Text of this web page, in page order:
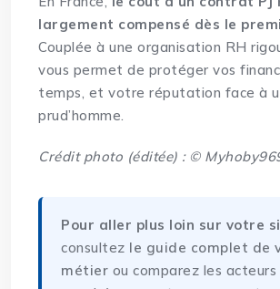
largement compensé dès le
Couplée à une organisation RH
vous permet de protéger vos
temps, et votre réputation face à
prud’homme.
Crédit photo (éditée) : ©
Pour aller plus loin sur votre
consultez le guide complet de
métier ou comparez les acteurs